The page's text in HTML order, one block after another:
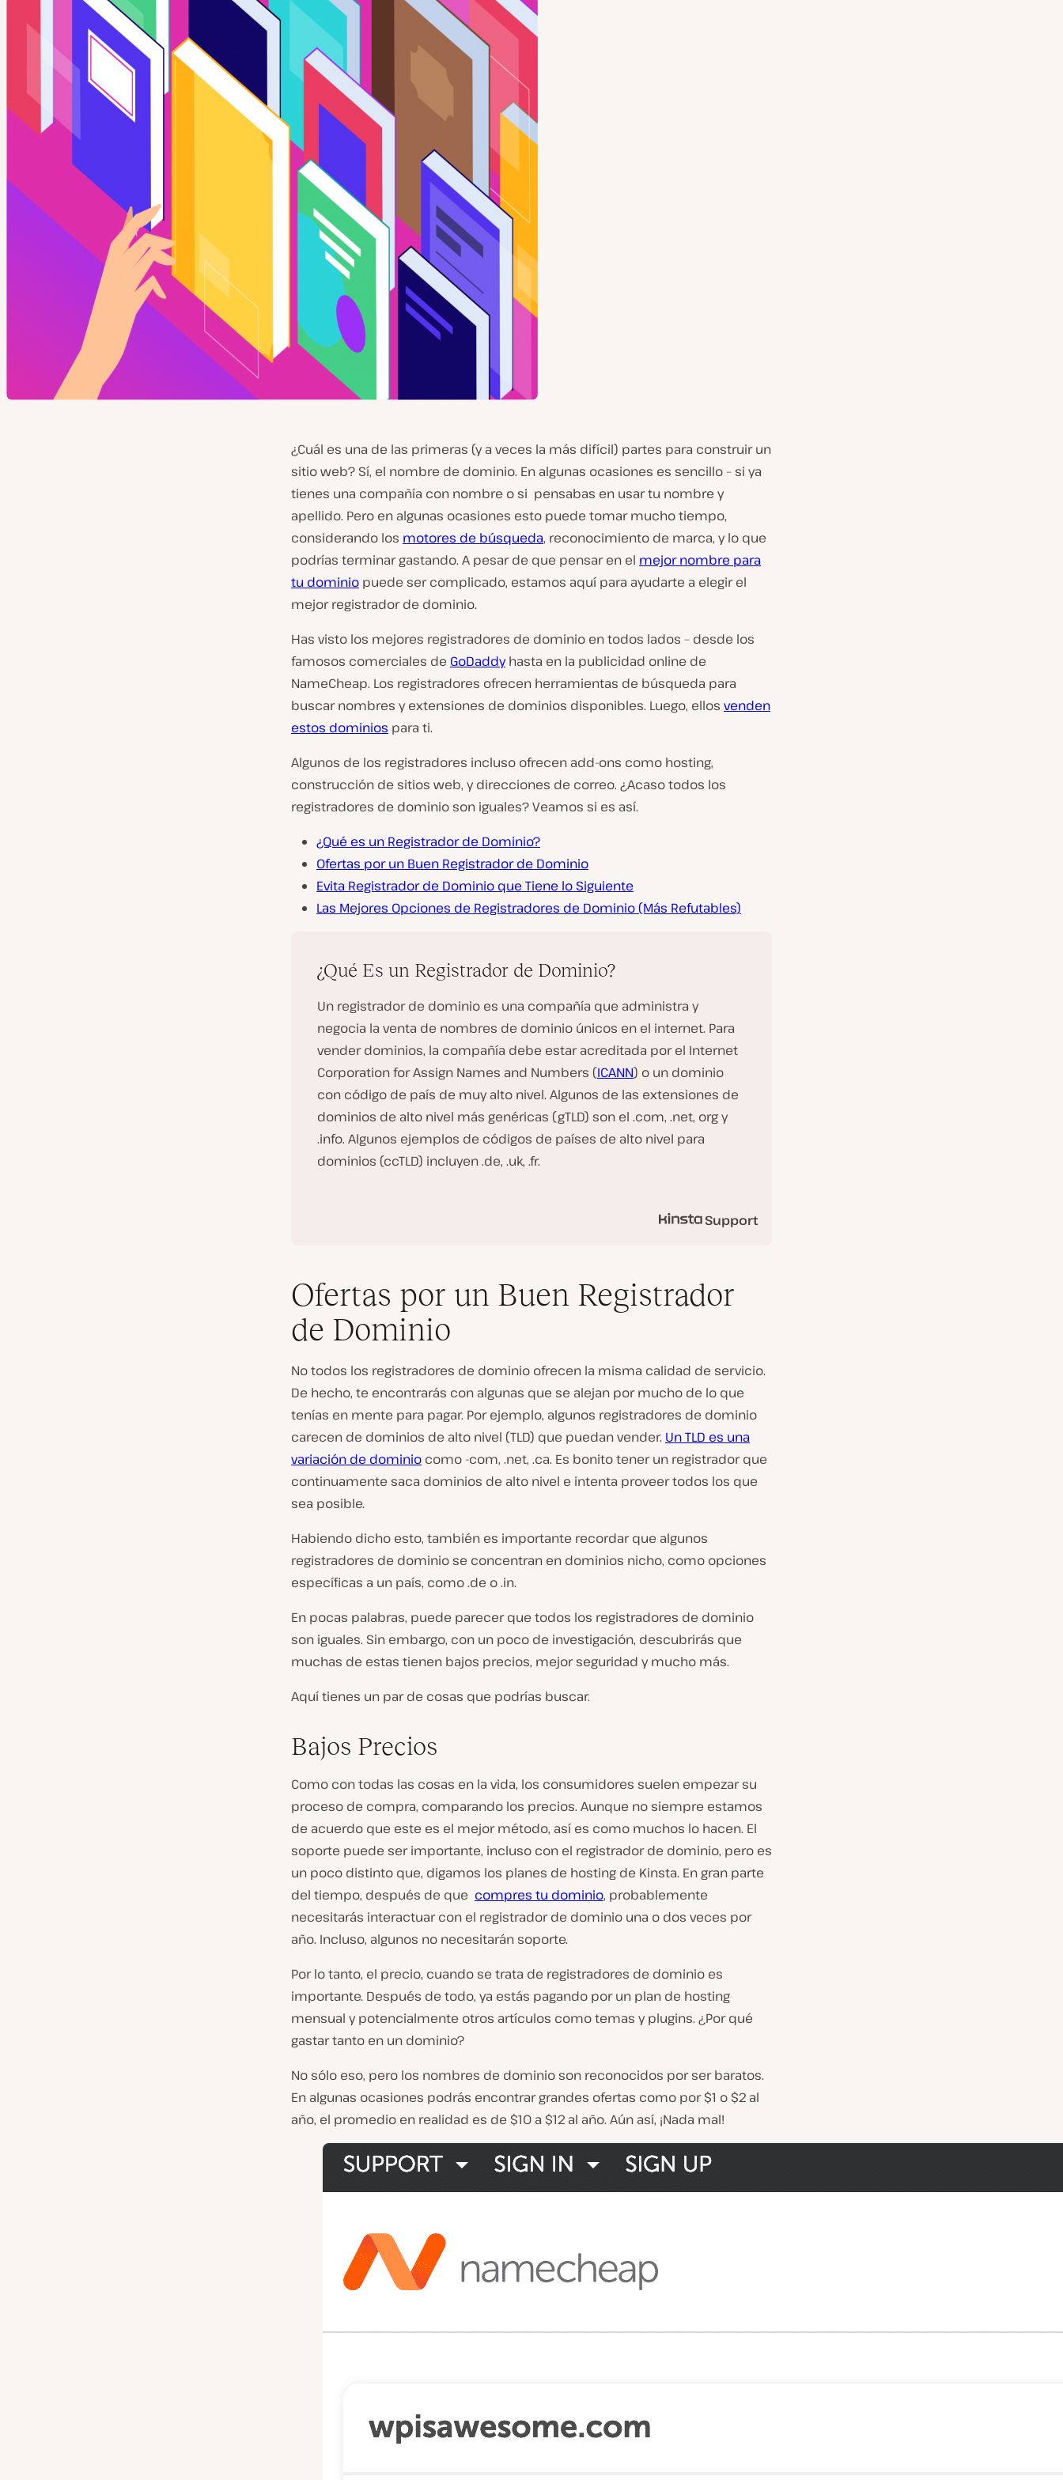
¿Cuál es una de las primeras (y a veces la más difícil) partes para construir un
sitio web? Sí, el nombre de dominio. En algunas ocasiones es sencillo – si ya
tienes una compañía con nombre o si pensabas en usar tu nombre y
apellido. Pero en algunas ocasiones esto puede tomar mucho tiempo,
considerando los motores de búsqueda, reconocimiento de marca, y lo que
podrías terminar gastando. A pesar de que pensar en el mejor nombre para
tu dominio puede ser complicado, estamos aquí para ayudarte a elegir el
mejor registrador de dominio.
Has visto los mejores registradores de dominio en todos lados – desde los
famosos comerciales de GoDaddyhasta en la publicidad online de
NameCheap. Los registradores ofrecen herramientas de búsqueda para
buscar nombres y extensiones de dominios disponibles. Luego, ellos venden
estos dominios para ti.
Algunos de los registradores incluso ofrecen add-ons como hosting,
construcción de sitios web, y direcciones de correo. ¿Acaso todos los
registradores de dominio son iguales? Veamos si es así.
¿Qué es un Registrador de Dominio?
Ofertas por un Buen Registrador de Dominio
Evita Registrador de Dominio que Tiene lo Siguiente
Las Mejores Opciones de Registradores de Dominio (Más Refutables)
¿Qué Es un Registrador de Dominio?
Un registrador de dominio es una compañía que administra y
negocia la venta de nombres de dominio únicos en el internet. Para
vender dominios, la compañía debe estar acreditada por el Internet
Corporation for Assign Names and Numbers (ICANN) o un dominio
con código de país de muy alto nivel. Algunos de las extensiones de
dominios de alto nivel más genéricas (gTLD) son el .com, .net, org y
.info. Algunos ejemplos de códigos de países de alto nivel para
dominios (ccTLD) incluyen .de, .uk, .fr.
Support
Ofertas por un Buen Registrador
de Dominio
No todos los registradores de dominio ofrecen la misma calidad de servicio.
De hecho, te encontrarás con algunas que se alejan por mucho de lo que
tenías en mente para pagar. Por ejemplo, algunos registradores de dominio
carecen de dominios de alto nivel (TLD) que puedan vender. Un TLD es una
variación de dominio como -com, .net, .ca. Es bonito tener un registrador que
continuamente saca dominios de alto nivel e intenta proveer todos los que
sea posible.
Habiendo dicho esto, también es importante recordar que algunos
registradores de dominio se concentran en dominios nicho, como opciones
específicas a un país, como .de o .in.
En pocas palabras, puede parecer que todos los registradores de dominio
son iguales. Sin embargo, con un poco de investigación, descubrirás que
muchas de estas tienen bajos precios, mejor seguridad y mucho más.
Aquí tienes un par de cosas que podrías buscar.
Bajos Precios
Como con todas las cosas en la vida, los consumidores suelen empezar su
proceso de compra, comparando los precios. Aunque no siempre estamos
de acuerdo que este es el mejor método, así es como muchos lo hacen. El
soporte puede ser importante, incluso con el registrador de dominio, pero es
un poco distinto que, digamos los planes de hosting de Kinsta. En gran parte
del tiempo, después de que compres tu dominio, probablemente
necesitarás interactuar con el registrador de dominio una o dos veces por
año. Incluso, algunos no necesitarán soporte.
Por lo tanto, el precio, cuando se trata de registradores de dominio es
importante. Después de todo, ya estás pagando por un plan de hosting
mensual y potencialmente otros artículos como temas y plugins. ¿Por qué
gastar tanto en un dominio?
No sólo eso, pero los nombres de dominio son reconocidos por ser baratos.
En algunas ocasiones podrás encontrar grandes ofertas como por $1 o $2 al
año, el promedio en realidad es de $10 a $12 al año. Aún así, ¡Nada mal!